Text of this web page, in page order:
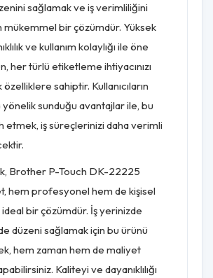
sağlamak ve iş verimliliğini
mükemmel bir çözümdür. Yüksek
ve kullanım kolaylığı ile öne
her türlü etiketleme ihtiyacınızı
özelliklere sahiptir. Kullanıcıların
yönelik sunduğu avantajlar ile, bu
etmek, iş süreçlerinizi daha verimli
Brother P-Touch DK-22225
hem profesyonel hem de kişisel
ideal bir çözümdür. İş yerinizde
düzeni sağlamak için bu ürünü
hem zaman hem de maliyet
Kaliteyi ve dayanıklılığı